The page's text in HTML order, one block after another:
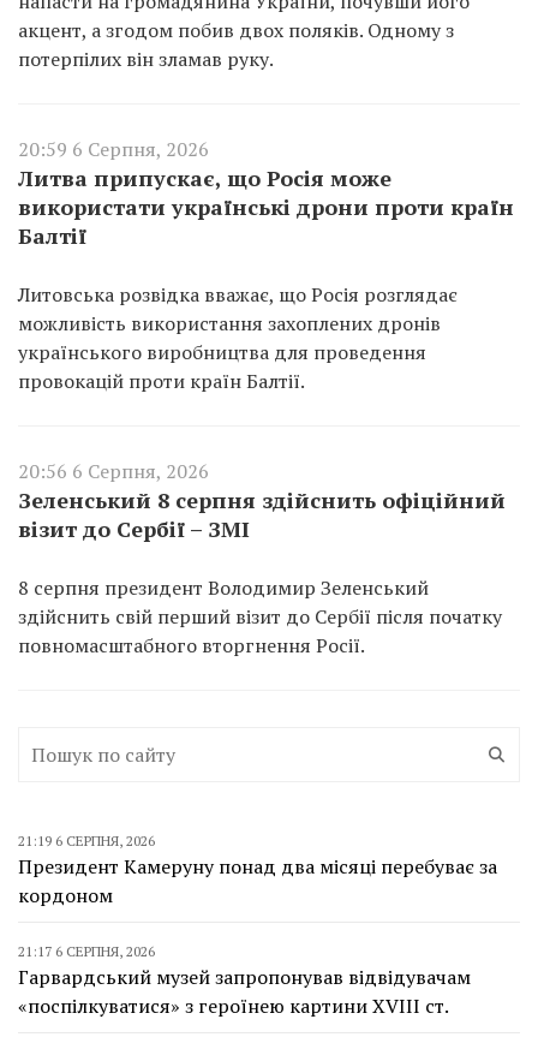
акцент, а згодом побив двох поляків. Одному з
потерпілих він зламав руку.
20:59 6 Серпня, 2026
Литва припускає, що Росія може
використати українські дрони проти країн
Балтії
Литовська розвідка вважає, що Росія розглядає
можливість використання захоплених дронів
українського виробництва для проведення
провокацій проти країн Балтії.
20:56 6 Серпня, 2026
Зеленський 8 серпня здійснить офіційний
візит до Сербії – ЗМІ
8 серпня президент Володимир Зеленський
здійснить свій перший візит до Сербії після початку
повномасштабного вторгнення Росії.
21:19 6 СЕРПНЯ, 2026
Президент Камеруну понад два місяці перебуває за
кордоном
21:17 6 СЕРПНЯ, 2026
Гарвардський музей запропонував відвідувачам
«поспілкуватися» з героїнею картини XVIII ст.